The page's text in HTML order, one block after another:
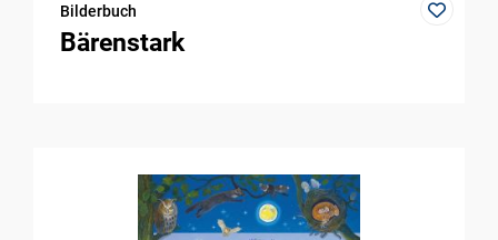
Bilderbuch
Bärenstark